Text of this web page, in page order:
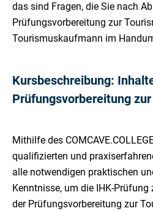
das sind Fragen, die Sie nach
Prüfungsvorbereitung zur
Tourismuskaufmann im
Kursbeschreibung:
Prüfungsvorbereitung
Mithilfe des
qualifizierten und
alle notwendigen praktischen
Kenntnisse, um die IHK-
der Prüfungsvorbereitung zur